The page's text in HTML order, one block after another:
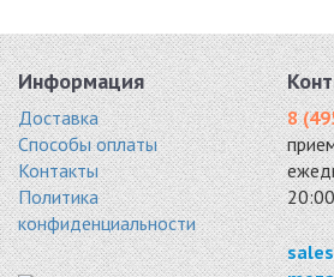
Информация
Доставка
Способы оплаты
Контакты
Политика
конфиденциальности
8
20:00